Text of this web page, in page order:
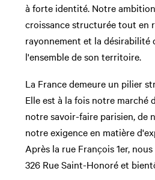
à forte identité. Notre
croissance structurée tout en
rayonnement et la désirabilité
l'ensemble de son territoire.
La France demeure un pilier
Elle est à la fois notre marché
notre savoir-faire parisien, de
notre exigence en matière
Après la rue François 1er,
326 Rue Saint-Honoré et